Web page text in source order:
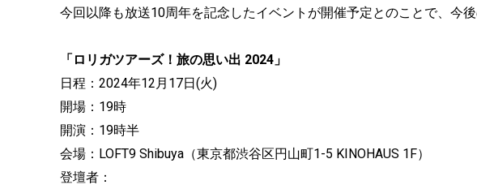
今回以降も放送10周年を記念したイベントが開催予定とのことで、今
「ロリガツアーズ！旅の思い出 2024」
日程：2024年12月17日(火)
開場：19時
開演：19時半
会場：LOFT9 Shibuya（東京都渋谷区円山町1-5 KINOHAUS 1F）
登壇者：